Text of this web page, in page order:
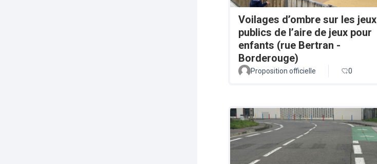
Voilages d’ombre sur les jeux
publics de l’aire de jeux pour
enfants (rue Bertran -
Borderouge)
Proposition officielle 0